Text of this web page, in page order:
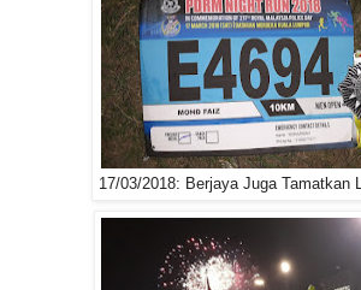
17/03/2018: Berjaya Juga Tamatkan